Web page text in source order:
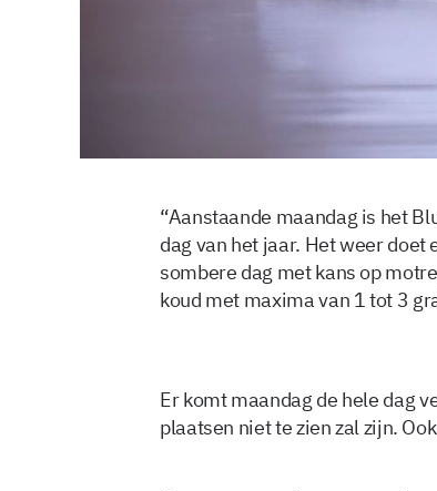
“Aanstaande maandag is het
dag van het jaar. Het weer
sombere dag met kans op
koud met maxima van 1 tot 3
Er komt maandag de hele dag
plaatsen niet te zien zal zijn.